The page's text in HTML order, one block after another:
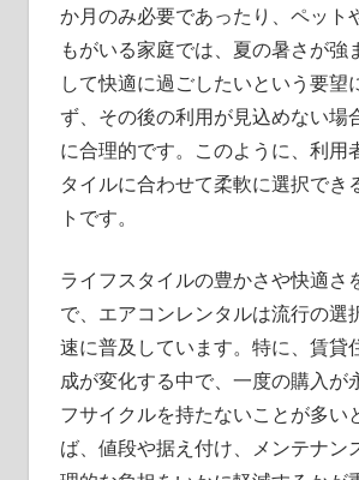
か月のみ必要であったり、ペット
もがいる家庭では、夏の暑さが強
して快適に過ごしたいという要望
ず、その後の利用が見込めない場
に合理的です。このように、利用
タイルに合わせて柔軟に選択でき
トです。
ライフスタイルの豊かさや快適さ
で、エアコンレンタルは流行の選
速に普及しています。特に、賃貸
成が変化する中で、一度の購入が
フサイクルを持たないことが多い
ば、値段や据え付け、メンテナン